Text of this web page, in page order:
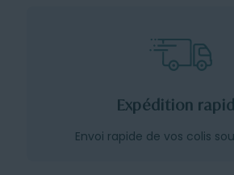
Expédition
Envoi rapide de vos colis